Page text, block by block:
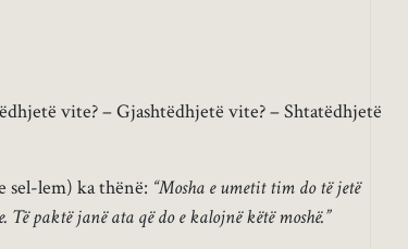
vite? – Gjashtëdhjetë vite? – Shtatëdhjetë
sel-lem) ka thënë: “Mosha e umetit tim do të jetë
paktë janë ata që do e kalojnë këtë moshë.”